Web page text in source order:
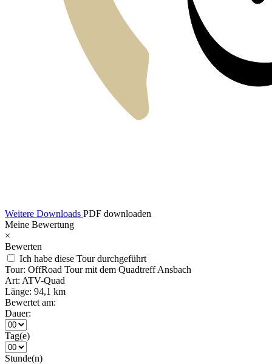
Weitere Downloads PDF downloaden
Meine Bewertung
×
Bewerten
Ich habe diese Tour durchgeführt
Tour: OffRoad Tour mit dem Quadtreff Ansbach
Art: ATV-Quad
Länge: 94,1 km
Bewertet am:
Dauer:
Tag(e)
Stunde(n)